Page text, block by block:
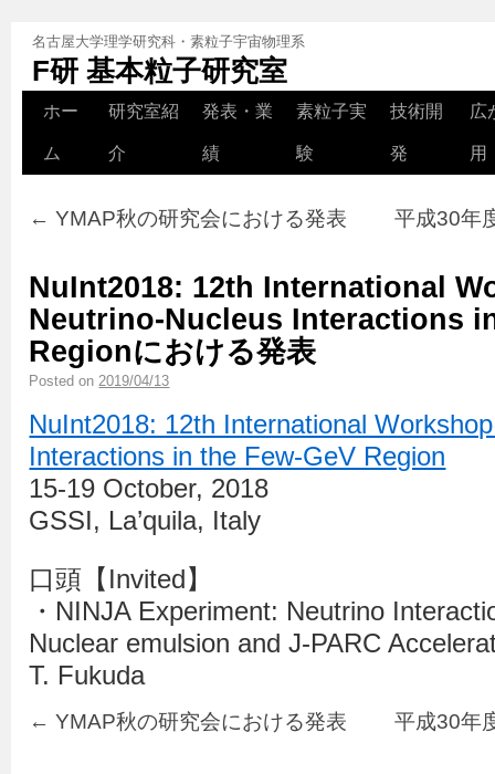
名古屋大学理学研究科・素粒子宇宙物理系
F研 基本粒子研究室
ホー
ム
研究室紹
介
発表・業
績
素粒子実
験
技術開
発
広
用
← YMAP秋の研究会における発表 平成30年
NuInt2018: 12th International
Neutrino-Nucleus Interactions
Regionにおける発表
Posted on 2019/04/13
NuInt2018: 12th International
Interactions in the Few-GeV Region
15-19 October, 2018
GSSI, La’quila, Italy
口頭【Invited】
・NINJA Experiment: Neutrino
Nuclear emulsion and J-PARC
T. Fukuda
← YMAP秋の研究会における発表 平成30年